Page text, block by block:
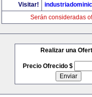
Visitar!
Serán consideradas
Realizar una
Precio Ofrecido $